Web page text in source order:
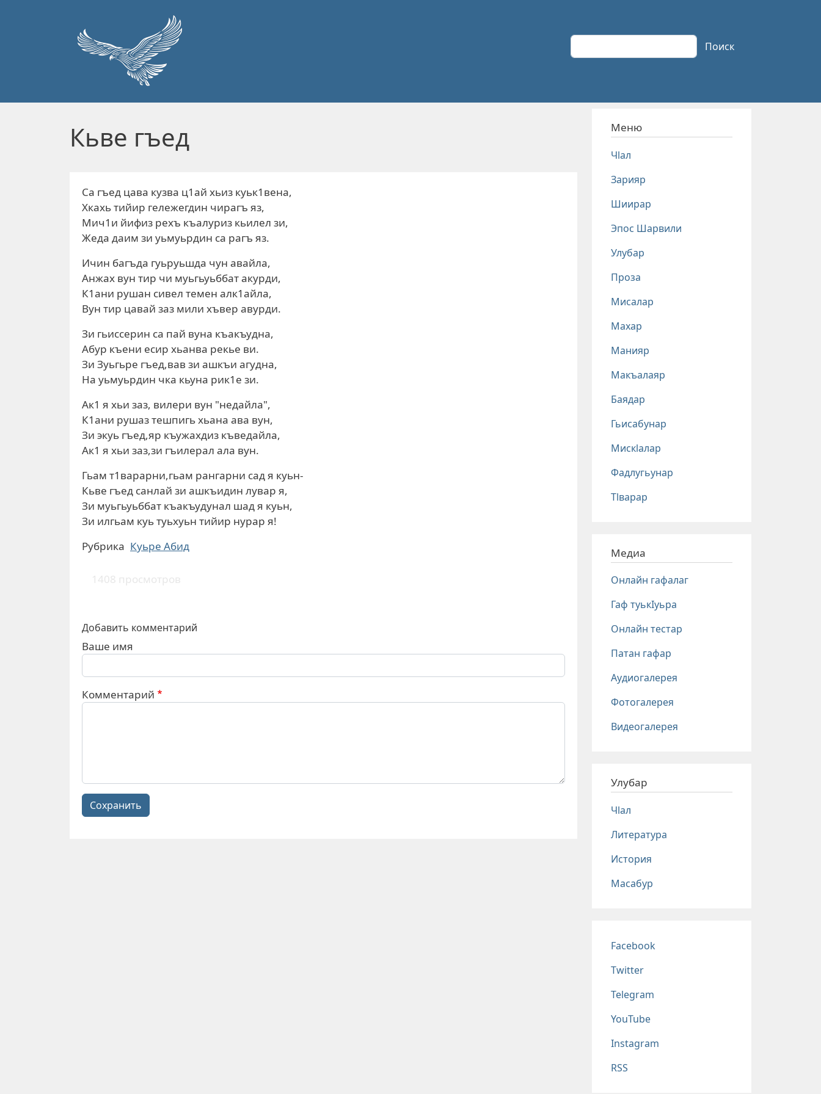
Поиск Поиск
Кьве гъед
Са гъед цава кузва ц1ай хьиз куьк1вена,
Хкахь тийир гележегдин чирагъ яз,
Мич1и йифиз рехъ къалуриз кьилел зи,
Жеда даим зи уьмуьрдин са рагъ яз.
Ичин багъда гуьруьшда чун авайла,
Анжах вун тир чи муьгьуьббат акурди,
К1ани рушан сивел темен алк1айла,
Вун тир цавай заз мили хъвер авурди.
Зи гьиссерин са пай вуна къакъудна,
Абур къени есир хьанва рекье ви.
Зи Зуьгьре гъед,вав зи ашкъи агудна,
На уьмуьрдин чка кьуна рик1е зи.
Ак1 я хьи заз, вилери вун "недайла",
К1ани рушаз тешпигь хьана ава вун,
Зи экуь гъед,яр къужахдиз къведайла,
Ак1 я хьи заз,зи гъилерал ала вун.
Гьам т1варарни,гьам рангарни сад я куьн-
Кьве гъед санлай зи ашкъидин лувар я,
Зи муьгьуьббат къакъудунал шад я куьн,
Зи илгьам куь туьхуьн тийир нурар я!
Рубрика Куьре Абид
1408 просмотров
Добавить комментарий
Ваше имя
Комментарий
Сохранить
Меню
Чlал
Зарияр
Шиирар
Эпос Шарвили
Улубар
Проза
Мисалар
Махар
Манияр
Макъалаяр
Баядар
Гьисабунар
Мискlалар
Фадлугьунар
Тlварар
Медиа
Онлайн гафалаг
Гаф туькIуьра
Онлайн тестар
Патан гафар
Аудиогалерея
Фотогалерея
Видеогалерея
Улубар
Чlал
Литература
История
Масабур
Соц сети
Facebook
Twitter
Telegram
YouTube
Instagram
RSS